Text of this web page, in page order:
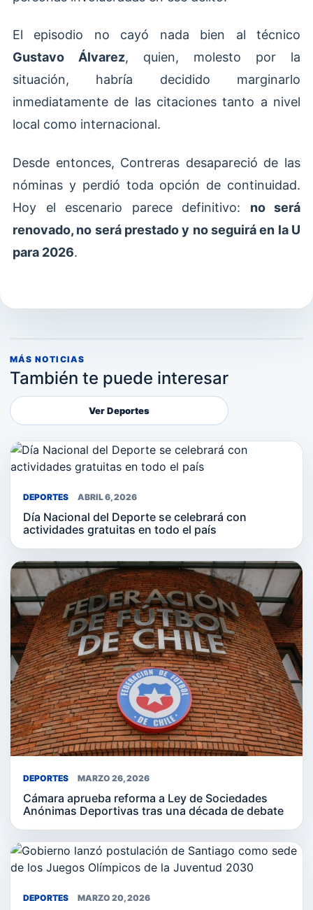
El episodio no cayó nada bien al técnico
Gustavo Álvarez, quien, molesto por la
situación, habría decidido marginarlo
inmediatamente de las citaciones tanto a nivel
local como internacional.
Desde entonces, Contreras desapareció de las
nóminas y perdió toda opción de continuidad.
Hoy el escenario parece definitivo: no será
renovado, no será prestado y no seguirá en la U
para 2026.
MÁS NOTICIAS
También te puede interesar
Ver Deportes
DEPORTES ABRIL 6, 2026
Día Nacional del Deporte se celebrará con
actividades gratuitas en todo el país
DEPORTES MARZO 26, 2026
Cámara aprueba reforma a Ley de Sociedades
Anónimas Deportivas tras una década de debate
DEPORTES MARZO 20, 2026